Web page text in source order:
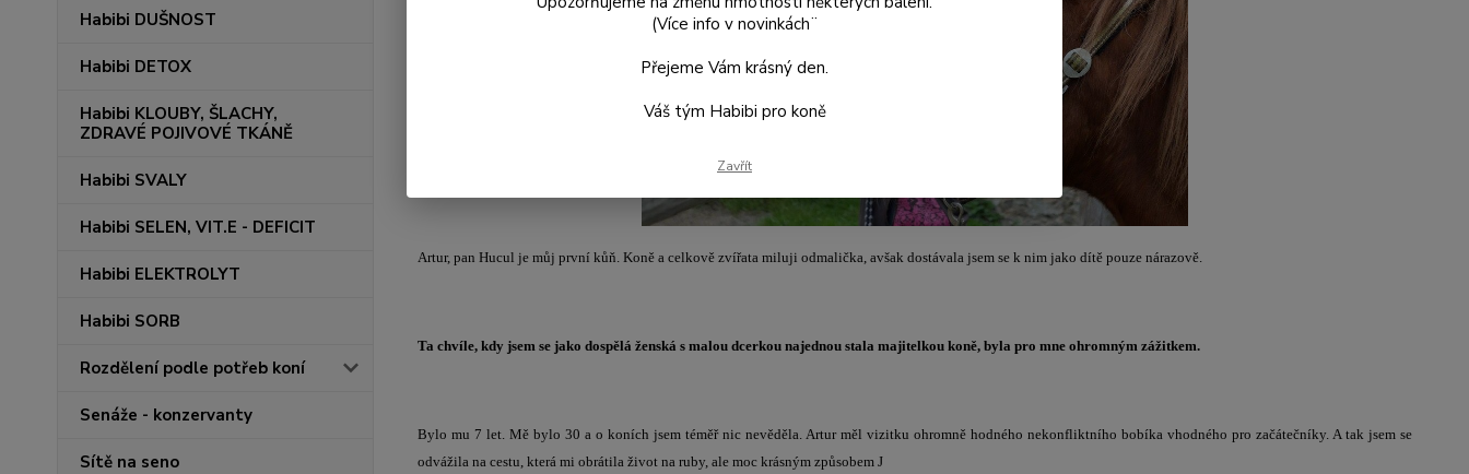
Habibi DUŠNOST
Habibi DETOX
Habibi KLOUBY, ŠLACHY,
ZDRAVÉ POJIVOVÉ TKÁNĚ
Habibi SVALY
Habibi SELEN, VIT.E - DEFICIT
Habibi ELEKTROLYT
Habibi SORB
Rozdělení podle potřeb koní
Senáže - konzervanty
Sítě na seno
Artur, pan Hucul je můj první kůň. Koně a celkově zvířata miluji odmalička, avšak dostávala jsem se k nim jako dítě pouze nárazově.
Ta chvíle, kdy jsem se jako dospělá ženská s malou dcerkou najednou stala majitelkou koně, byla pro mne ohromným zážitkem.
Bylo mu 7 let. Mě bylo 30 a o koních jsem téměř nic nevěděla. Artur měl vizitku ohromně hodného nekonfliktního bobíka vhodného pro začátečníky. A tak jsem se
odvážila na cestu, která mi obrátila život na ruby, ale moc krásným způsobem J
(Více info v novinkách¨
Přejeme Vám krásný den.
Váš tým Habibi pro koně
Zavřít